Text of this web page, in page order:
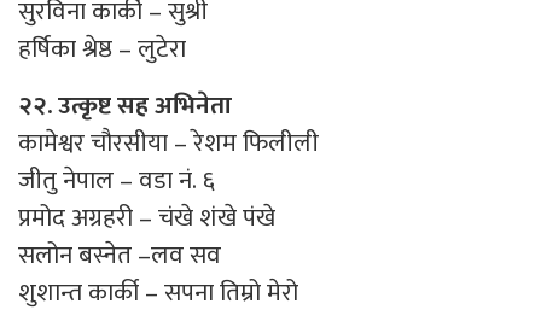
सुरविना कार्की – सुश्री
हर्षिका श्रेष्ठ – लुटेरा
२२. उत्कृष्ट सह अभिनेता
कामेश्वर चौरसीया – रेशम फिलीली
जीतु नेपाल – वडा नं. ६
प्रमोद अग्रहरी – चंखे शंखे पंखे
सलोन बस्नेत –लव सव
शुशान्त कार्की – सपना तिम्रो मेरो